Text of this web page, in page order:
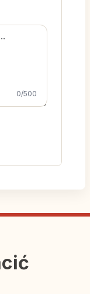
0/500